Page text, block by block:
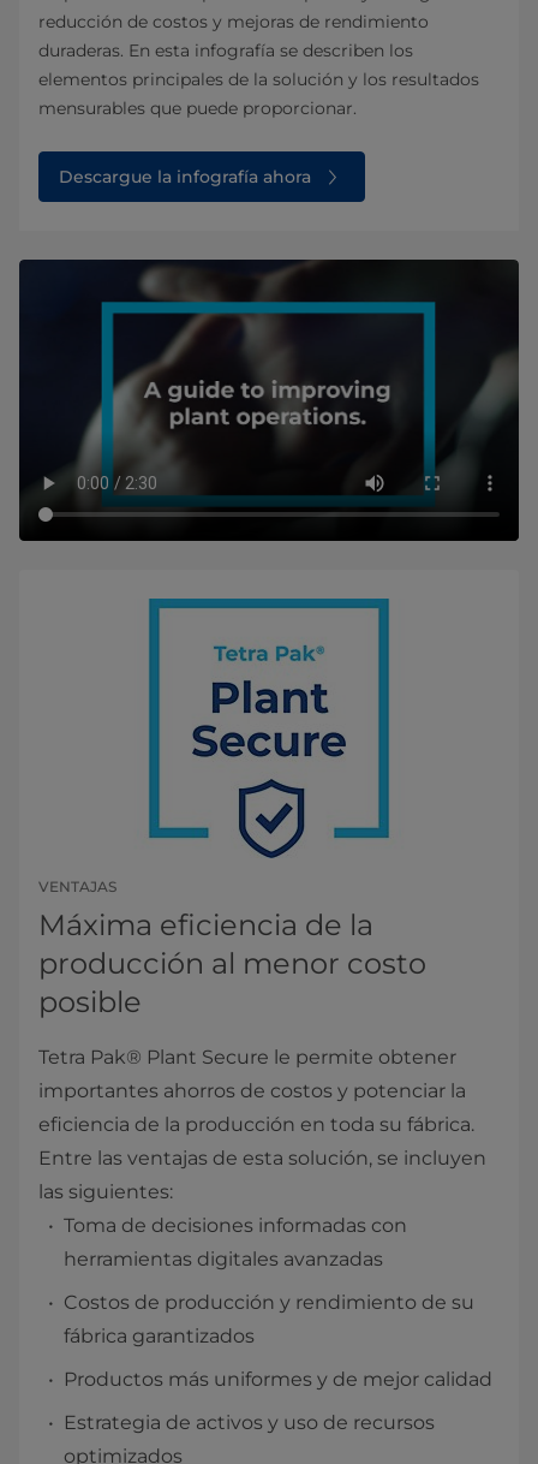
reducción de costos y mejoras de rendimiento
duraderas. En esta infografía se describen los
elementos principales de la solución y los resultados
mensurables que puede proporcionar.
Descargue la infografía ahora
VENTAJAS
Máxima eficiencia de la
producción al menor costo
posible
Tetra Pak® Plant Secure le permite obtener
importantes ahorros de costos y potenciar la
eficiencia de la producción en toda su fábrica.
Entre las ventajas de esta solución, se incluyen
las siguientes:
Toma de decisiones informadas con
herramientas digitales avanzadas
Costos de producción y rendimiento de su
fábrica garantizados
Productos más uniformes y de mejor calidad
Estrategia de activos y uso de recursos
optimizados